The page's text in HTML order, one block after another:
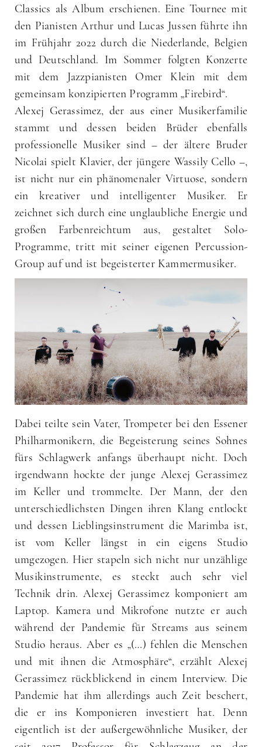
Classics als Album erschienen. Eine Tournee mit
den Pianisten Arthur und Lucas Jussen führte ihn
im Frühjahr 2022 durch die Niederlande, Belgien
und Deutschland. Im Sommer folgten Konzerte
mit dem Jazzpianisten Omer Klein mit dem
gemeinsam konzipierten Programm „Firebird“.
Alexej Gerassimez, der aus einer Musikerfamilie
stammt und dessen beiden Brüder ebenfalls
professionelle Musiker sind – der ältere Bruder
Nicolai spielt Klavier, der jüngere Wassily Cello –,
ist nicht nur ein phänomenaler Virtuose, sondern
ein kreativer und intelligenter Musiker. Er
zeichnet sich durch eine unglaubliche Energie und
großen Farbenreichtum aus, gestaltet Solo-
Programme, tritt mit seiner eigenen Percussion-
Group auf und ist begeisterter Kammermusiker.
Dabei teilte sein Vater, Trompeter bei den Essener
Philharmonikern, die Begeisterung seines Sohnes
fürs Schlagwerk anfangs überhaupt nicht. Doch
irgendwann hockte der junge Alexej Gerassimez
im Keller und trommelte. Der Mann, der den
unterschiedlichsten Dingen ihren Klang entlockt
und dessen Lieblingsinstrument die Marimba ist,
ist vom Keller längst in ein eigens Studio
umgezogen. Hier stapeln sich nicht nur unzählige
Musikinstrumente, es steckt auch sehr viel
Technik drin. Alexej Gerassimez komponiert am
Laptop. Kamera und Mikrofone nutzte er auch
während der Pandemie für Streams aus seinem
Studio heraus. Aber es „(…) fehlen die Menschen
und mit ihnen die Atmosphäre“, erzählt Alexej
Gerassimez rückblickend in einem Interview. Die
Pandemie hat ihm allerdings auch Zeit beschert,
die er ins Komponieren investiert hat. Denn
eigentlich ist der außergewöhnliche Musiker, der